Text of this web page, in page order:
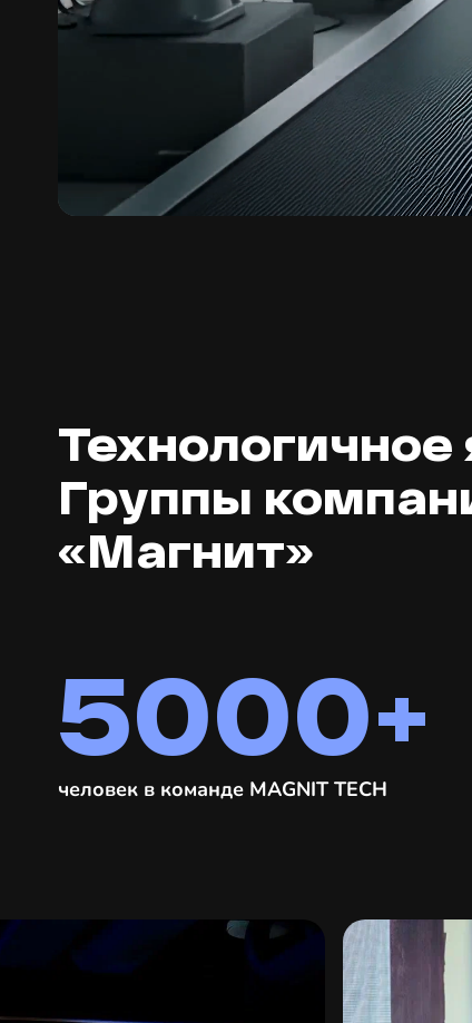
Технологичное
Группы
«Магнит»
5000+
человек в команде MAGNIT TECH